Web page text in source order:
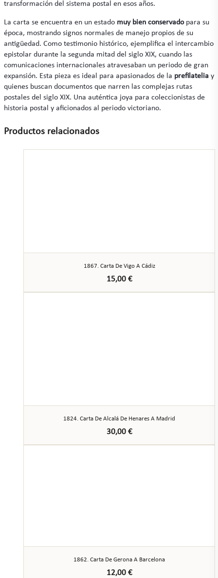
transformación del sistema postal en esos años.
La carta se encuentra en un estado muy bien conservadopara su
época, mostrando signos normales de manejo propios de su
antigüedad. Como testimonio histórico, ejemplifica el intercambio
epistolar durante la segunda mitad del siglo XIX, cuando las
comunicaciones internacionales atravesaban un periodo de gran
expansión. Esta pieza es ideal para apasionados de la prefilatelia y
quienes buscan documentos que narren las complejas rutas
postales del siglo XIX. Una auténtica joya para coleccionistas de
historia postal y aficionados al periodo victoriano.
Productos relacionados
1867. Carta De Vigo A Cádiz
15,00 €
1824. Carta De Alcalá De Henares A Madrid
30,00 €
1862. Carta De Gerona A Barcelona
12,00 €